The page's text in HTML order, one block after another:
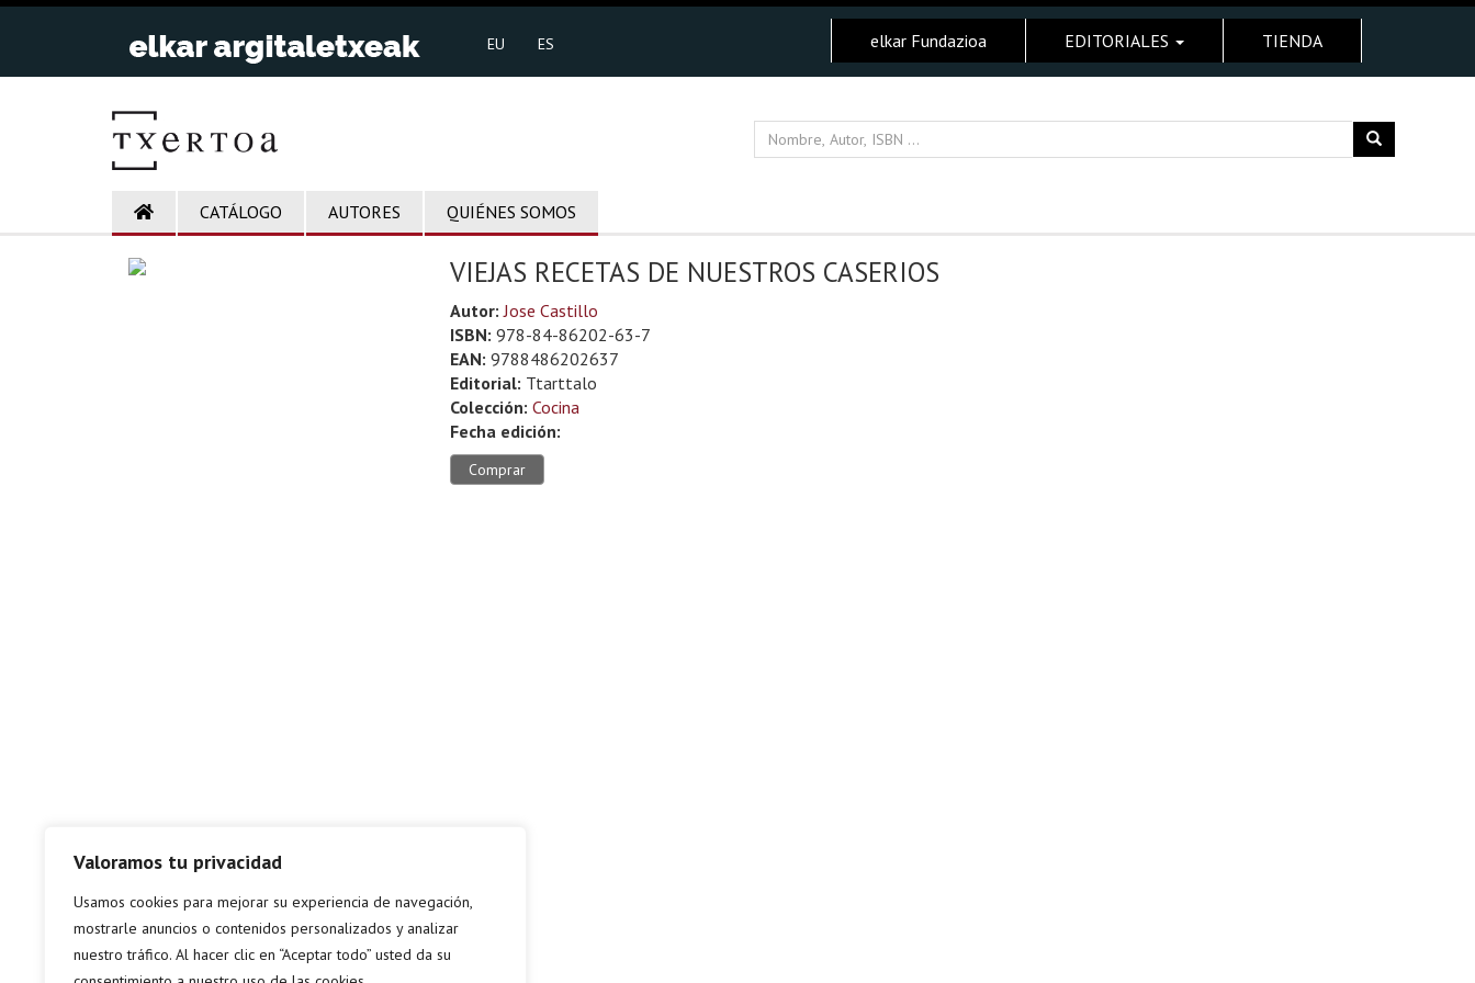
Valoramos tu privacidad
Usamos cookies para mejorar su experiencia de navegación,
mostrarle anuncios o contenidos personalizados y analizar
nuestro tráfico. Al hacer clic en “Aceptar todo” usted da su
EU ES elkar Fundazioa EDITORIALES TIENDA
CATÁLOGO AUTORES QUIÉNES SOMOS
VIEJAS RECETAS DE NUESTROS CASERIOS
Autor:Jose Castillo
ISBN: 978-84-86202-63-7
EAN: 9788486202637
Editorial: Ttarttalo
Colección: Cocina
Fecha edición:
Comprar